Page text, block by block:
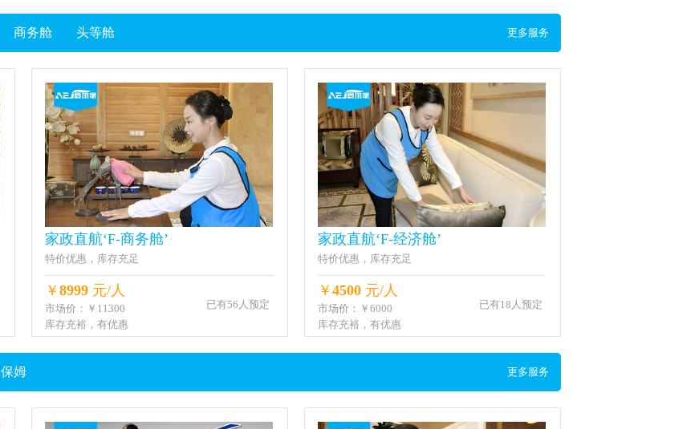
商务舱 头等舱 更多服务
家政直航‘F-商务舱’
特价优惠，库存充足
￥ 8999 元/人
市场价：￥11300
库存充裕，有优惠
已有56人预定
家政直航‘F-经济舱’
特价优惠，库存充足
￥ 4500 元/人
市场价：￥6000
库存充裕，有优惠
已有18人预定
保姆 更多服务